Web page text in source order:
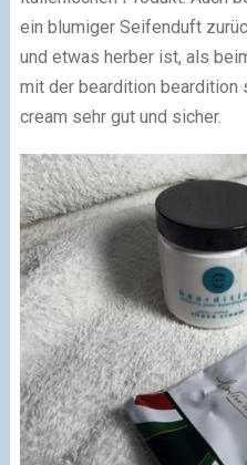
ein blumiger Seifenduft
und etwas herber ist, als
mit der beardition beardition
cream sehr gut und sicher.